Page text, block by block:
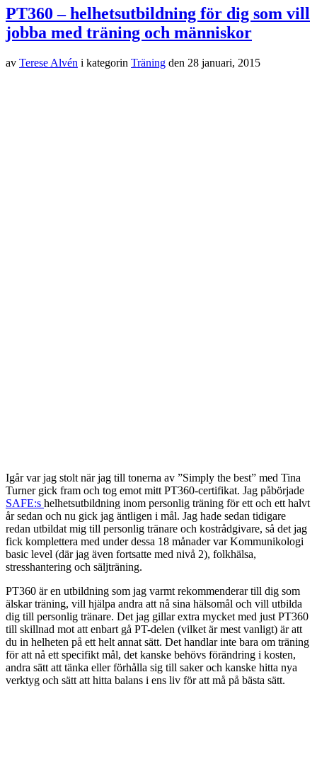
PT360 – helhetsutbildning för dig som vill
jobba med träning och människor
av Terese Alvén i kategorin Träning den 28 januari, 2015
Igår var jag stolt när jag till tonerna av ”Simply the best” med Tina
Turner gick fram och tog emot mitt PT360-certifikat. Jag påbörjade
SAFE:s helhetsutbildning inom personlig träning för ett och ett halvt
år sedan och nu gick jag äntligen i mål. Jag hade sedan tidigare
redan utbildat mig till personlig tränare och kostrådgivare, så det jag
fick komplettera med under dessa 18 månader var Kommunikologi
basic level (där jag även fortsatte med nivå 2), folkhälsa,
stresshantering och säljträning.
PT360 är en utbildning som jag varmt rekommenderar till dig som
älskar träning, vill hjälpa andra att nå sina hälsomål och vill utbilda
dig till personlig tränare. Det jag gillar extra mycket med just PT360
till skillnad mot att enbart gå PT-delen (vilket är mest vanligt) är att
du in helheten på ett helt annat sätt. Det handlar inte bara om träning
för att nå ett specifikt mål, det kanske behövs förändring i kosten,
andra sätt att tänka eller förhålla sig till saker och kanske hitta nya
verktyg och sätt att hitta balans i ens liv för att må på bästa sätt.